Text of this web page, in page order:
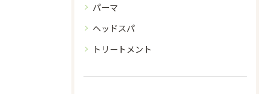
パーマ
ヘッドスパ
トリートメント